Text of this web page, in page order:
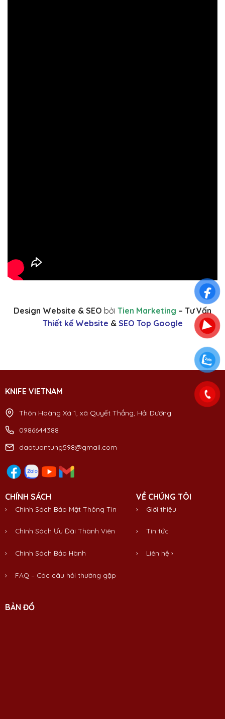
Design Website & SEO bởi Tien Marketing – Tư Vấn
Thiết kế Website & SEO Top Google
KNIFE VIETNAM
Thôn Hoàng Xá 1, xã Quyết Thắng, Hải Dương
0986644388
daotuantung598@gmail.com
CHÍNH SÁCH
› Chính Sách Bảo Mật Thông Tin
› Chính Sách Ưu Đãi Thành Viên
› Chính Sách Bảo Hành
› FAQ – Các câu hỏi thường gặp
VỀ CHÚNG TÔI
› Giới thiệu
›Tin tức
› Liên hệ ›
BẢN ĐỒ